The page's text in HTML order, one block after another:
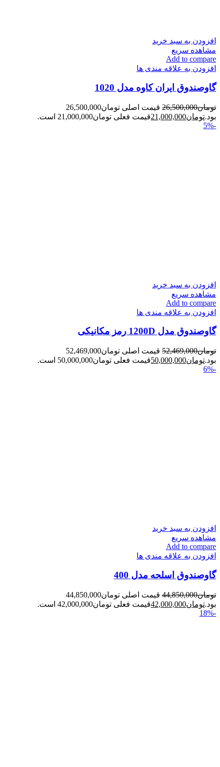
افزودن به سبد خرید
مشاهده سریع
Add to compare
افزودن به علاقه مندی ها
گاوصندوق ایران کاوه مدل 1020
تومان26,500,000
قیمت اصلی تومان26,500,000
بود.تومان21,000,000قیمت فعلی تومان21,000,000 است.
-5%
افزودن به سبد خرید
مشاهده سریع
Add to compare
افزودن به علاقه مندی ها
گاوصندوق مدل 1200D رمز مکانیکی
تومان52,469,000
قیمت اصلی تومان52,469,000
بود.تومان50,000,000قیمت فعلی تومان50,000,000 است.
-6%
افزودن به سبد خرید
مشاهده سریع
Add to compare
افزودن به علاقه مندی ها
گاوصندوق اسلحه مدل 400
تومان44,850,000
قیمت اصلی تومان44,850,000
بود.تومان42,000,000قیمت فعلی تومان42,000,000 است.
-18%